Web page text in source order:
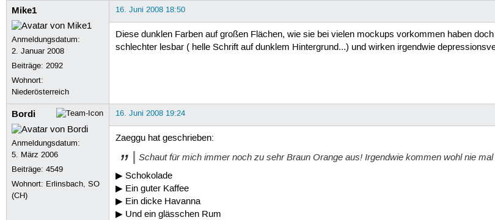
Mike1
Anmeldungsdatum:
2. Januar 2008
Beiträge:2092
Wohnort:
Niederösterreich
16. Juni 2008 18:50
Diese dunklen Farben auf großen Flächen, wie sie bei vielen mockups vorkommen haben
schlechter lesbar ( helle Schrift auf dunklem Hintergrund...) und wirken irgendwie
Bordi
Anmeldungsdatum:
5. März 2006
Beiträge:4549
Wohnort: Erlinsbach, SO
(CH)
16. Juni 2008 19:24
Zaeggu hat geschrieben:
Schaut für mich immer noch zu sehr Braun Orange aus! Irgendwie kommen wohl nie
▶ Schokolade
▶ Ein guter Kaffee
▶ Ein dicke Havanna
▶ Und ein glässchen Rum